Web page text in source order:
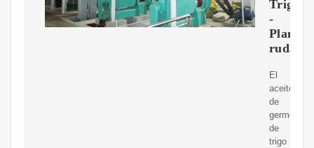
Trigo
-
Planta-
El
aceite
de
germen
de
trigo